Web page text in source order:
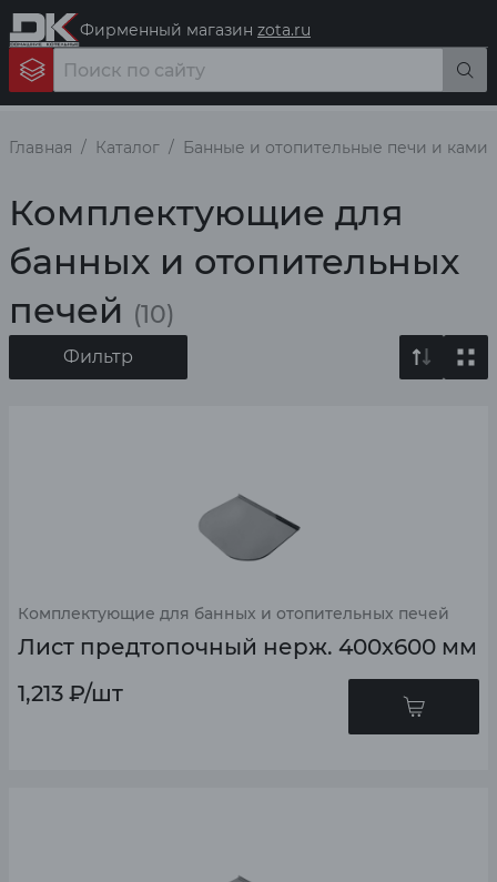
Фирменный магазин zota.ru
Главная Каталог Банные и отопительные печи и
Комплектующие для
банных и отопительных
печей (10)
Фильтр
Комплектующие для банных и отопительных печей
Лист предтопочный нерж. 400х600 мм
1,213 ₽/шт